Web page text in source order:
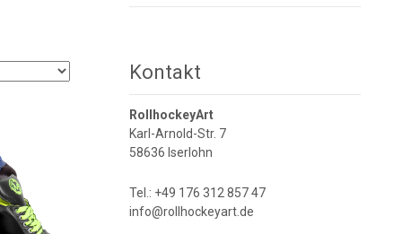
Kontakt
RollhockeyArt
Karl-Arnold-Str. 7
58636 Iserlohn
Tel.: +49 176 312 857 47
info@rollhockeyart.de